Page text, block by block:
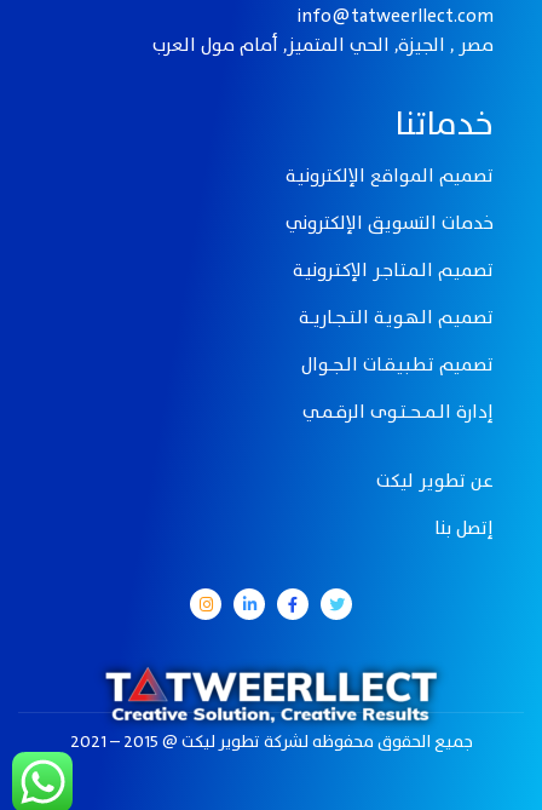
info@tatweerllect.com
مصر , الجيزة, الحي المتميز, أمام مول العرب
خدماتنا
تصميم المواقع الإلكترونيـة
خدمات التسويق الإلكتروني
تصميـم الـمـتـاجـر الإكـتـرونيـة
تصميـم الـهـويـة الـتـــجــاريـــة
تصميم تـطـبـيـقــات الــجـــوال
إدارة الــمـــحـــتــوى الرقــمــي
عن تطوير ليكت
إتصل بنا
جميع الحقوق محفوظه لـشركة تطوير ليكت @ 2015 – 2021